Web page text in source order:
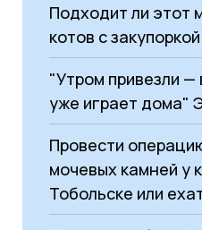
Подходит ли этот
котов с
"Утром привезли
уже играет дома"
Нет швов:Мы
Провести
мочевых камней у
Тобольске или